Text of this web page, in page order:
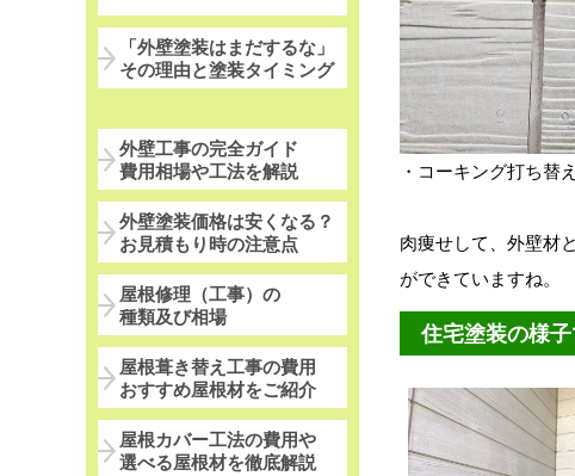
・コーキング打ち替
肉痩せして、外壁材
ができていますね。
住宅塗装の様
「外壁塗装はまだするな」
その理由と塗装タイミング
外壁工事の完全ガイド
費用相場や工法を解説
外壁塗装価格は安くなる？
お見積もり時の注意点
屋根修理（工事）の
種類及び相場
屋根葺き替え工事の費用
おすすめ屋根材をご紹介
屋根カバー工法の費用や
選べる屋根材を徹底解説